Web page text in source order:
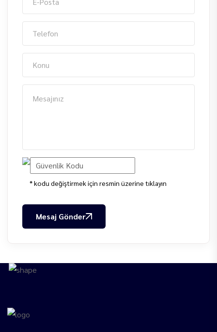
* kodu değiştirmek için resmin üzerine tıklayın
Mesaj Gönder